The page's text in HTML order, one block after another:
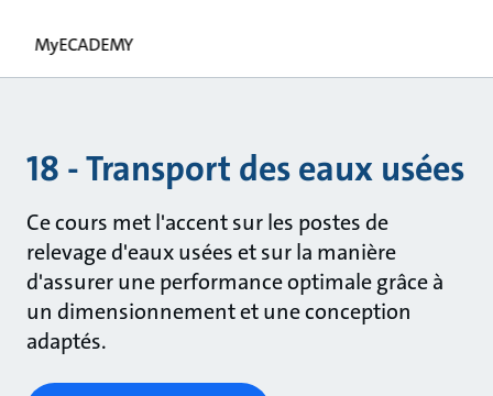
MyECADEMY
18 - Transport des eaux usées
Ce cours met l'accent sur les postes de
relevage d'eaux usées et sur la manière
d'assurer une performance optimale grâce à
un dimensionnement et une conception
adaptés.